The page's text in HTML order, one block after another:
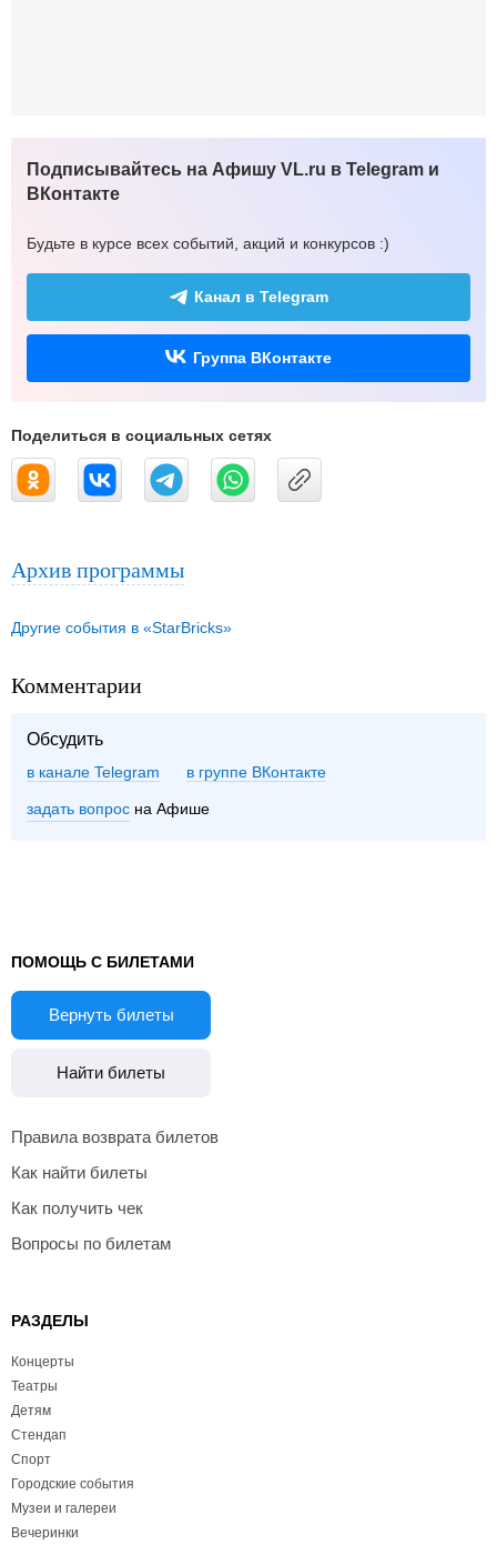
Подписывайтесь на Афишу VL.ru в Telegram и
ВКонтакте
Будьте в курсе всех событий, акций и конкурсов :)
Канал в Telegram
Группа ВКонтакте
Поделиться в социальных сетях
Архив программы
Другие события в «StarBricks»
Комментарии
Обсудить
в канале Telegram группе ВКонтакте
задать вопрос на Афише
ПОМОЩЬ С БИЛЕТАМИ
Вернуть билеты
Найти билеты
Правила возврата билетов
Как найти билеты
Как получить чек
Вопросы по билетам
РАЗДЕЛЫ
Концерты
Театры
Детям
Стендап
Спорт
Городские события
Музеи и галереи
Вечеринки